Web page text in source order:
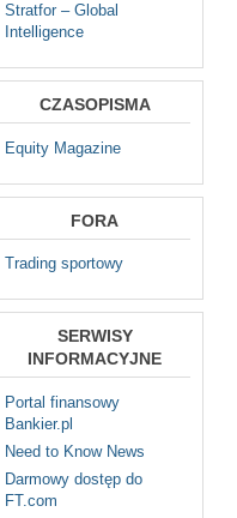
Stratfor – Global
Intelligence
CZASOPISMA
Equity Magazine
FORA
Trading sportowy
SERWISY
INFORMACYJNE
Portal finansowy
Bankier.pl
Need to Know News
Darmowy dostęp do
FT.com